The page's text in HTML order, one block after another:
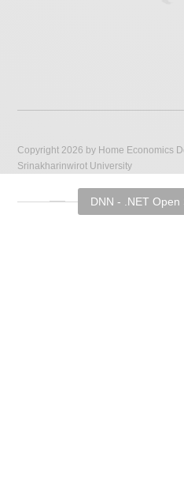
Copyright 2026 by Home Economics
Srinakharinwirot University
DNN - .NET Open